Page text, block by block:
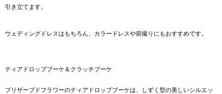
引き立てます。
ウェディングドレスはもちろん、カラードレスや前撮りにもおすすめです。
ティアドロップブーケ＆クラッチブーケ
プリザーブドフラワーのティアドロップブーケは、しずく型の美しいシルエッ